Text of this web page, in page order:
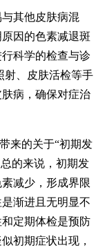
其他皮肤病混
因的色素减退斑
科学的检查与诊
射、皮肤活检等手
病，确保对症治
来的关于“初期发
的来说，初期发
减少，形成界限
渐进且无明显不
定期体检是预防
初期症状出现，